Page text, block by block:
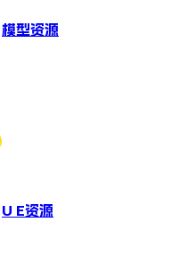
模型资源
U E资源